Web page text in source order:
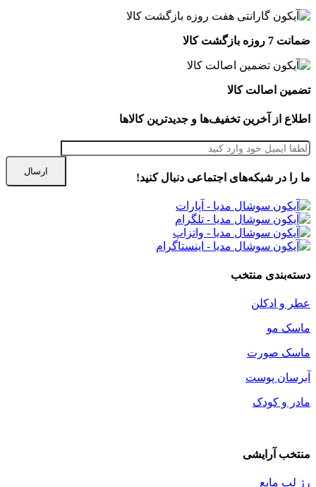
ضمانت 7 روزه بازگشت کالا
تضمین اصالت کالا
اطلاع از آخرین تخفیف‌ها و جدیدترین کالاها
ما را در شبكه‌های اجتماعی دنبال کنید!
دسته‌بندی منتخب
عطر و ادکلن
ماسک مو
ماسک صورت
آبرسان پوست
مادر و کودک
منتخب آرایشی
رژ لب مایع